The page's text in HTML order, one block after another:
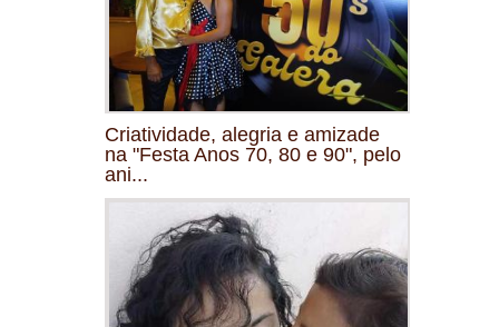
Criatividade, alegria e amizade
na "Festa Anos 70, 80 e 90", pelo
ani...